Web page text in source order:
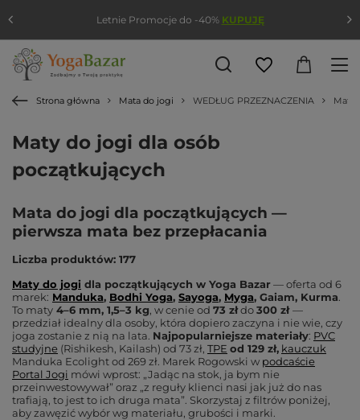
Strona główna Mata do jogi WEDŁUG PRZEZNACZENIA Mata
Maty do jogi dla osób
początkujących
Mata do jogi dla początkujących —
pierwsza mata bez przepłacania
Liczba produktów: 177
Maty do jogi dla początkujących w Yoga Bazar— oferta od 6
marek: Manduka, Bodhi Yoga, Sayoga, Myga, Gaiam, Kurma.
To maty 4–6 mm, 1,5–3 kg, w cenie od 73 złdo300 zł —
przedział idealny dla osoby, która dopiero zaczyna i nie wie, czy
joga zostanie z nią na lata. Najpopularniejsze materiały: PVC
studyjne (Rishikesh, Kailash) od 73 zł, TPE od 129 zł, kauczuk
Manduka Ecolight od 269 zł. Marek Rogowski w podcaście
Portal Jogi mówi wprost: „Jadąc na stok, ja bym nie
przeinwestowywał” oraz „z reguły klienci nasi jak już do nas
trafiają, to jest to ich druga mata”. Skorzystaj z filtrów poniżej,
aby zawęzić wybór wg materiału, grubości i marki.
Letnie Promocje do -40% KUPUJĘ